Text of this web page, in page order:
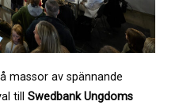
massor av spännande
till Swedbank Ungdoms